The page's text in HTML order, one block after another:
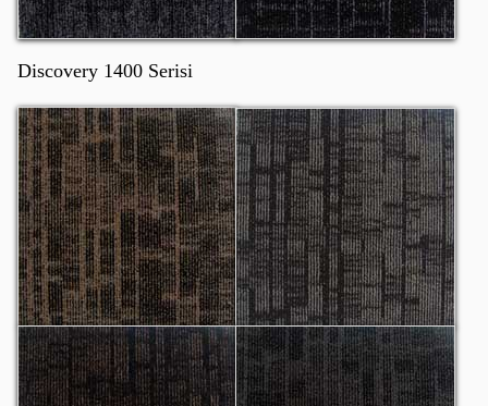
Discovery 1400 Serisi
Discovery 1401 Discovery 1402
Discovery 1403 Discovery 1404